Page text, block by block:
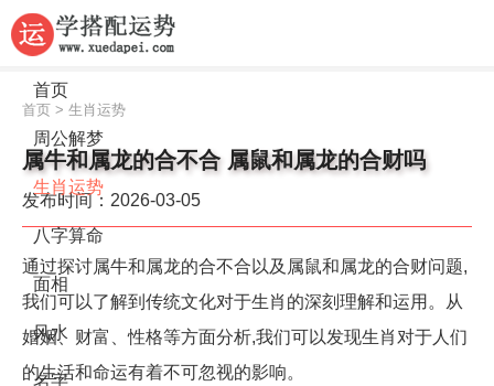
首页
周公解梦
生肖运势
八字算命
面相
风水
名字
首页 > 生肖运势
属牛和属龙的合不合 属鼠和属龙的合财吗
发布时间：2026-03-05
通过探讨属牛和属龙的合不合以及属鼠和属龙的合财问题,
我们可以了解到传统文化对于生肖的深刻理解和运用。从
婚姻、财富、性格等方面分析,我们可以发现生肖对于人们
的生活和命运有着不可忽视的影响。